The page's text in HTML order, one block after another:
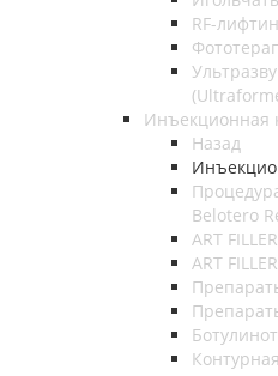
RF-
Инъекционная
Назад
Belotero
ART
ART